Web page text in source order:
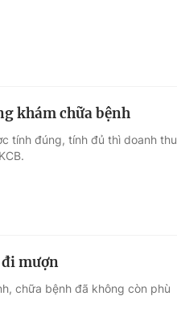
khám chữa bệnh
tính đúng, tính đủ thì doanh thu
mượn
chữa bệnh đã không còn phù